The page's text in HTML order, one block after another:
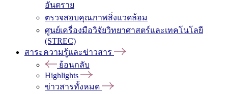
อันตราย
ตรวจสอบคุณภาพสิ่งแวดล้อม
ศูนย์เครื่องมือวิจัยวิทยาศาสตร์และเทคโนโลยี
(STREC)
สาระความรู้และข่าวสาร
ย้อนกลับ
Highlights
ข่าวสารทั้งหมด